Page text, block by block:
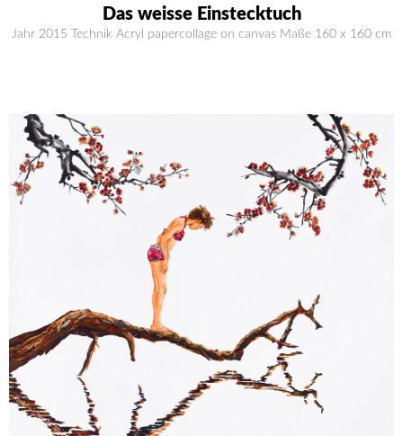
Das weisse Einstecktuch
Jahr 2015 Technik Acryl papercollage on canvas Maße 160 x 160 cm